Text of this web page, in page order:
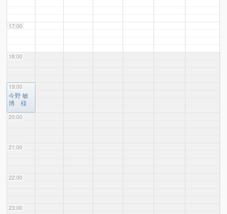
17:00
18:00
19:00
20:00
21:00
22:00
23:00
19:00
今野 敏
博 様